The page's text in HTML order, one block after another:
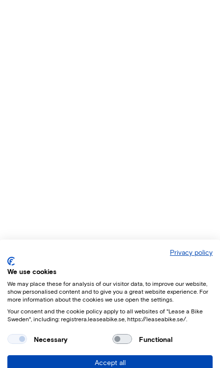
Privacy policy
We use cookies
We may place these for analysis of our visitor data, to improve our website,
show personalised content and to give you a great website experience. For
more information about the cookies we use open the settings.
Your consent and the cookie policy apply to all websites of "Lease a Bike
Sweden", including: registrera.leaseabike.se, https://leaseabike.se/.
Necessary Functional
Accept all